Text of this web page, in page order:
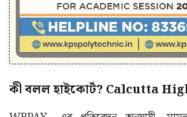
কী বলল হাইকোর্ট? Calcutta